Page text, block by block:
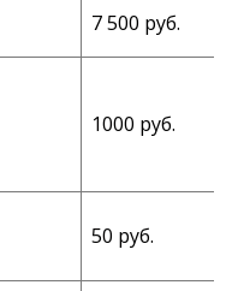
7 500 руб.
1000 руб.
50 руб.